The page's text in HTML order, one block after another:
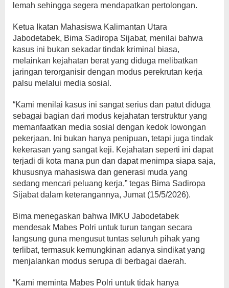
lemah sehingga segera mendapatkan pertolongan.
Ketua Ikatan Mahasiswa Kalimantan Utara
Jabodetabek, Bima Sadiropa Sijabat, menilai bahwa
kasus ini bukan sekadar tindak kriminal biasa,
melainkan kejahatan berat yang diduga melibatkan
jaringan terorganisir dengan modus perekrutan kerja
palsu melalui media sosial.
“Kami menilai kasus ini sangat serius dan patut diduga
sebagai bagian dari modus kejahatan terstruktur yang
memanfaatkan media sosial dengan kedok lowongan
pekerjaan. Ini bukan hanya penipuan, tetapi juga tindak
kekerasan yang sangat keji. Kejahatan seperti ini dapat
terjadi di kota mana pun dan dapat menimpa siapa saja,
khususnya mahasiswa dan generasi muda yang
sedang mencari peluang kerja,” tegas Bima Sadiropa
Sijabat dalam keterangannya, Jumat (15/5/2026).
Bima menegaskan bahwa IMKU Jabodetabek
mendesak Mabes Polri untuk turun tangan secara
langsung guna mengusut tuntas seluruh pihak yang
terlibat, termasuk kemungkinan adanya sindikat yang
menjalankan modus serupa di berbagai daerah.
“Kami meminta Mabes Polri untuk tidak hanya